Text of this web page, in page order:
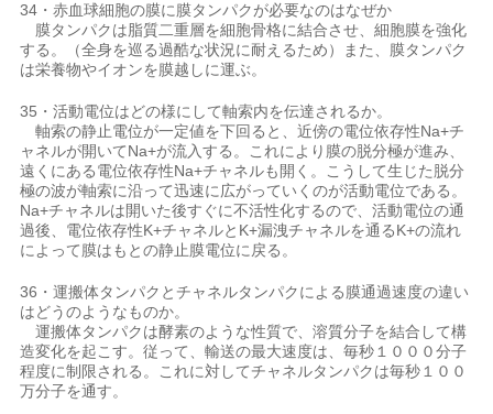
34・赤血球細胞の膜に膜タンパクが必要なのはなぜか
膜タンパクは脂質二重層を細胞骨格に結合させ、細胞膜を強化
する。（全身を巡る過酷な状況に耐えるため）また、膜タンパク
は栄養物やイオンを膜越しに運ぶ。
35・活動電位はどの様にして軸索内を伝達されるか。
軸索の静止電位が一定値を下回ると、近傍の電位依存性Na+チ
ャネルが開いてNa+が流入する。これにより膜の脱分極が進み、
遠くにある電位依存性Na+チャネルも開く。こうして生じた脱分
極の波が軸索に沿って迅速に広がっていくのが活動電位である。
Na+チャネルは開いた後すぐに不活性化するので、活動電位の通
過後、電位依存性K+チャネルとK+漏洩チャネルを通るK+の流れ
によって膜はもとの静止膜電位に戻る。
36・運搬体タンパクとチャネルタンパクによる膜通過速度の違い
はどうのようなものか。
運搬体タンパクは酵素のような性質で、溶質分子を結合して構
造変化を起こす。従って、輸送の最大速度は、毎秒１０００分子
程度に制限される。これに対してチャネルタンパクは毎秒１００
万分子を通す。